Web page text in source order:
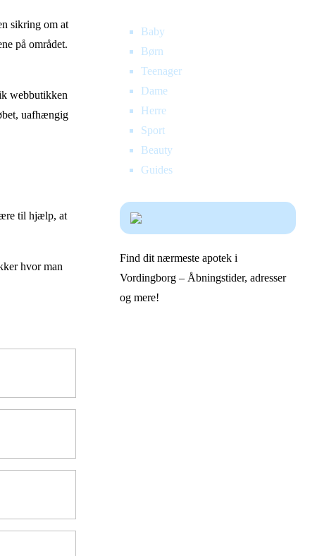
sikring om at
på området.
webbutikken
uafhængig
til hjælp, at
hvor man
Baby
Børn
Teenager
Dame
Herre
Sport
Beauty
Guides
Find dit nærmeste apotek i
Vordingborg – Åbningstider, adresser
og mere!